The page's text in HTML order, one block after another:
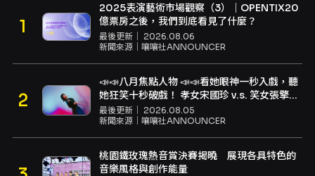
2025表演藝術市場觀察（3）｜OPENTIX20
億票房之後，我們到底看見了什麼？
最後更新｜ 2026.08.06
新聞來源｜ 嚷嚷社ANNOUNCER
📣📣八月焦點人物 📣📣看她眼神一秒入戲，聽
她狂笑十秒破戲！ 孝女宋國珍 v.s. 笑女張擎
佳：本是同根生，相約壓車別太急
最後更新｜ 2026.08.05
新聞來源｜ 嚷嚷社ANNOUNCER
桃園鐵玫瑰熱音賞決賽揭曉 展現各具特色的
音樂風格與創作能量